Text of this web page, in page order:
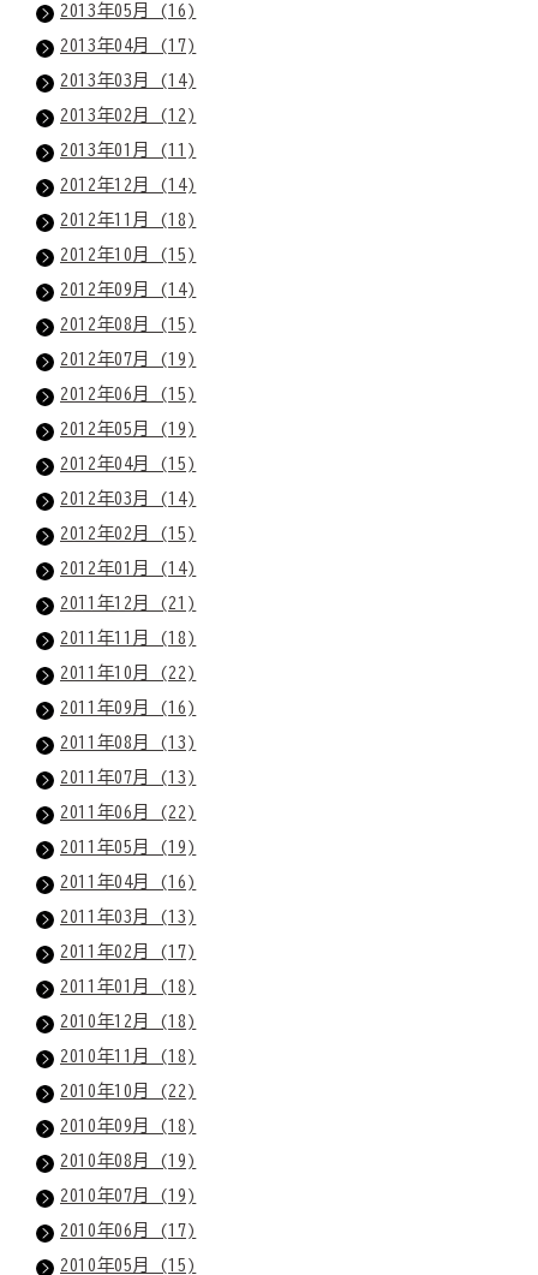
2013年05月 (16)
2013年04月 (17)
2013年03月 (14)
2013年02月 (12)
2013年01月 (11)
2012年12月 (14)
2012年11月 (18)
2012年10月 (15)
2012年09月 (14)
2012年08月 (15)
2012年07月 (19)
2012年06月 (15)
2012年05月 (19)
2012年04月 (15)
2012年03月 (14)
2012年02月 (15)
2012年01月 (14)
2011年12月 (21)
2011年11月 (18)
2011年10月 (22)
2011年09月 (16)
2011年08月 (13)
2011年07月 (13)
2011年06月 (22)
2011年05月 (19)
2011年04月 (16)
2011年03月 (13)
2011年02月 (17)
2011年01月 (18)
2010年12月 (18)
2010年11月 (18)
2010年10月 (22)
2010年09月 (18)
2010年08月 (19)
2010年07月 (19)
2010年06月 (17)
2010年05月 (15)